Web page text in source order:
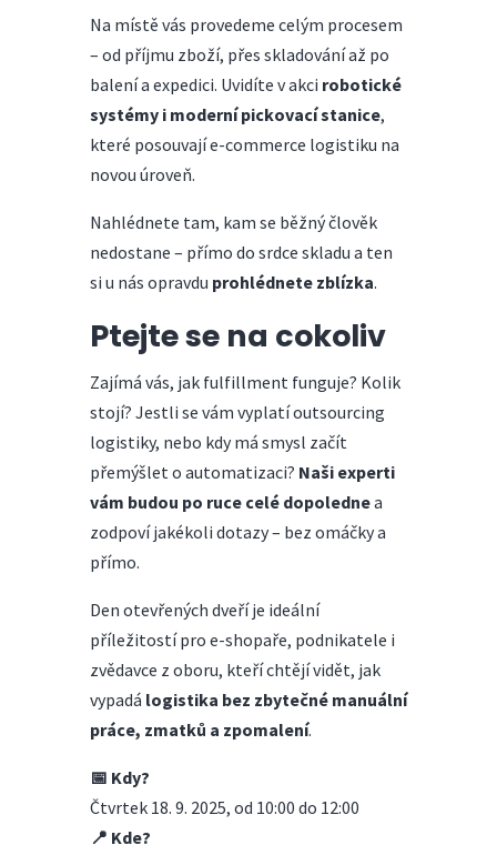
Na místě vás provedeme celým procesem
– od příjmu zboží, přes skladování až po
balení a expedici. Uvidíte v akci robotické
systémy i moderní pickovací stanice,
které posouvají e-commerce logistiku na
novou úroveň.
Nahlédnete tam, kam se běžný člověk
nedostane – přímo do srdce skladu a ten
si u nás opravdu prohlédnete zblízka.
Ptejte se na cokoliv
Zajímá vás, jak fulfillment funguje? Kolik
stojí? Jestli se vám vyplatí outsourcing
logistiky, nebo kdy má smysl začít
přemýšlet o automatizaci? Naši experti
vám budou po ruce celé dopolednea
zodpoví jakékoli dotazy – bez omáčky a
přímo.
Den otevřených dveří je ideální
příležitostí pro e-shopaře, podnikatele i
zvědavce z oboru, kteří chtějí vidět, jak
vypadá logistika bez zbytečné manuální
práce, zmatků a zpomalení.
📅 Kdy?
Čtvrtek 18. 9. 2025, od 10:00 do 12:00
📍 Kde?